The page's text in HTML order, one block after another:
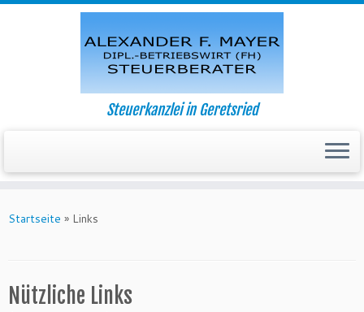
Steuerkanzlei in Geretsried
Startseite » Links
Nützliche Links